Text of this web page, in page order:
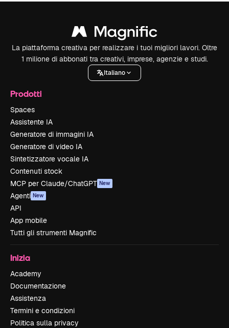
La piattaforma creativa per realizzare i tuoi migliori lavori. Oltre
1 milione di abbonati tra creativi, imprese, agenzie e studi.
Italiano
Prodotti
Spaces
Assistente IA
Generatore di immagini IA
Generatore di video IA
Sintetizzatore vocale IA
Contenuti stock
MCP per Claude/ChatGPT New
Agenti New
API
App mobile
Tutti gli strumenti Magnific
Inizia
Academy
Documentazione
Assistenza
Termini e condizioni
Politica sulla privacy